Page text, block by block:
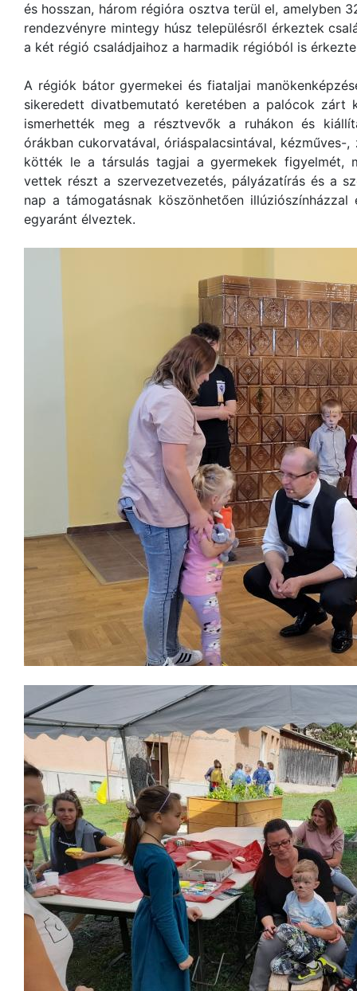
és hosszan, három régióra osztva terül el, amelyben
rendezvényre mintegy húsz településről érkeztek
a két régió családjaihoz a harmadik régióból is
A régiók bátor gyermekei és fiataljai
sikeredett divatbemutató keretében a palócok zárt
ismerhették meg a résztvevők a ruhákon és
órákban cukorvatával, óriáspalacsintával, kézműves-
kötték le a társulás tagjai a gyermekek figyelmét,
vettek részt a szervezetvezetés, pályázatírás és a
nap a támogatásnak köszönhetően
egyaránt élveztek.